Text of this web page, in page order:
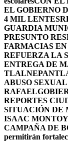
EL GOBIERNO
4 MIL LENTES
GUARDIA
PRESUNTO
FARMACIAS
REFUERZA LA
ENTREGA DE
ABUSO
RAFAEL
REPORTES
SITUACIÓN DE
ISAAC
CAMPAÑA DE
permitirán